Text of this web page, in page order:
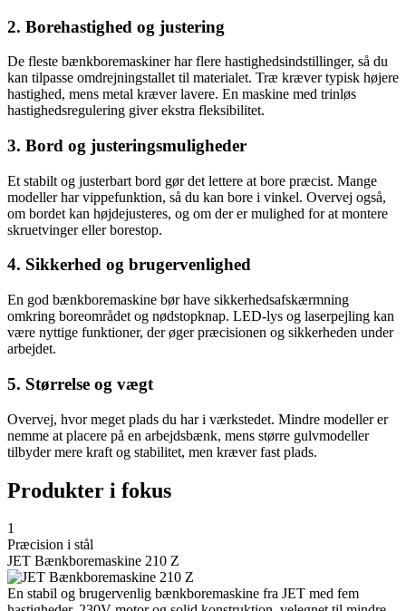
2. Borehastighed og justering
De fleste bænkboremaskiner har flere hastighedsindstillinger, så du
kan tilpasse omdrejningstallet til materialet. Træ kræver typisk højere
hastighed, mens metal kræver lavere. En maskine med trinløs
hastighedsregulering giver ekstra fleksibilitet.
3. Bord og justeringsmuligheder
Et stabilt og justerbart bord gør det lettere at bore præcist. Mange
modeller har vippefunktion, så du kan bore i vinkel. Overvej også,
om bordet kan højdejusteres, og om der er mulighed for at montere
skruetvinger eller borestop.
4. Sikkerhed og brugervenlighed
En god bænkboremaskine bør have sikkerhedsafskærmning
omkring boreområdet og nødstopknap. LED-lys og laserpejling kan
være nyttige funktioner, der øger præcisionen og sikkerheden under
arbejdet.
5. Størrelse og vægt
Overvej, hvor meget plads du har i værkstedet. Mindre modeller er
nemme at placere på en arbejdsbænk, mens større gulvmodeller
tilbyder mere kraft og stabilitet, men kræver fast plads.
Produkter i fokus
1
Præcision i stål
JET Bænkboremaskine 210 Z
En stabil og brugervenlig bænkboremaskine fra JET med fem